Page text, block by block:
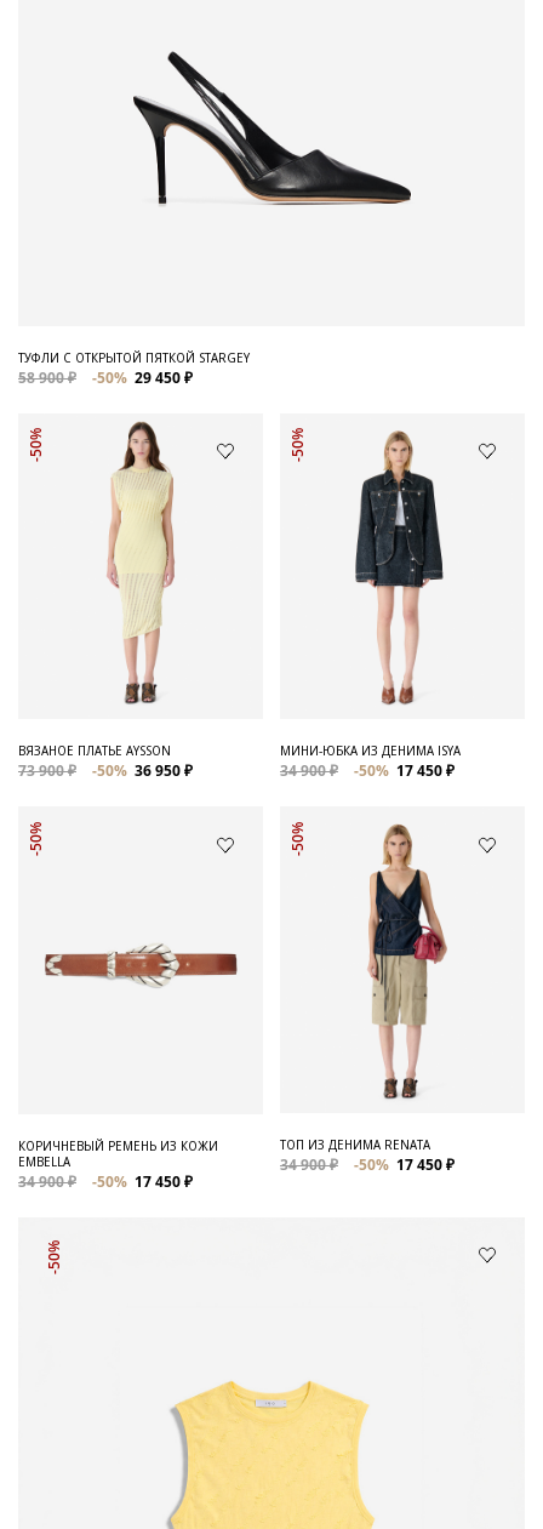
ТУФЛИ С ОТКРЫТОЙ ПЯТКОЙ STARGEY
58 900 ₽ -50% 29 450 ₽
-50%
ВЯЗАНОЕ ПЛАТЬЕ AYSSON
73 900 ₽ -50% 36 950 ₽
-50%
МИНИ-ЮБКА ИЗ ДЕНИМА ISYA
34 900 ₽ -50% 17 450 ₽
-50%
КОРИЧНЕВЫЙ РЕМЕНЬ ИЗ КОЖИ
EMBELLA
34 900 ₽ -50% 17 450 ₽
-50%
ТОП ИЗ ДЕНИМА RENATA
34 900 ₽ -50% 17 450 ₽
-50%